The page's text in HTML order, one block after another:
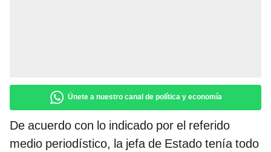
Únete a nuestro canal de política y economía
De acuerdo con lo indicado por el referido
medio periodístico, la jefa de Estado tenía todo